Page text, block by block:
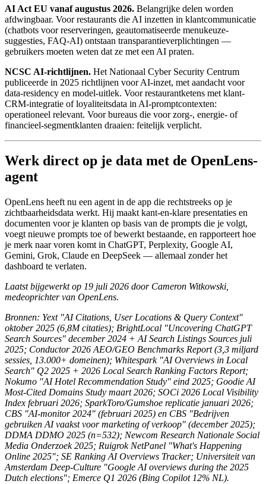
AI Act EU vanaf augustus 2026. Belangrijke delen worden
afdwingbaar. Voor restaurants die AI inzetten in klantcommunicatie
(chatbots voor reserveringen, geautomatiseerde menukeuze-
suggesties, FAQ-AI) ontstaan transparantieverplichtingen —
gebruikers moeten weten dat ze met een AI praten.
NCSC AI-richtlijnen. Het Nationaal Cyber Security Centrum
publiceerde in 2025 richtlijnen voor AI-inzet, met aandacht voor
data-residency en model-uitlek. Voor restaurantketens met klant-
CRM-integratie of loyaliteitsdata in AI-promptcontexten:
operationeel relevant. Voor bureaus die voor zorg-, energie- of
financieel-segmentklanten draaien: feitelijk verplicht.
Werk direct op je data met de OpenLens-
agent
OpenLens heeft nu een agent in de app die rechtstreeks op je
zichtbaarheidsdata werkt. Hij maakt kant-en-klare presentaties en
documenten voor je klanten op basis van de prompts die je volgt,
voegt nieuwe prompts toe of bewerkt bestaande, en rapporteert hoe
je merk naar voren komt in ChatGPT, Perplexity, Google AI,
Gemini, Grok, Claude en DeepSeek — allemaal zonder het
dashboard te verlaten.
Laatst bijgewerkt op 19 juli 2026 door Cameron Witkowski,
medeoprichter van OpenLens.
Bronnen: Yext "AI Citations, User Locations & Query Context"
oktober 2025 (6,8M citaties); BrightLocal "Uncovering ChatGPT
Search Sources" december 2024 + AI Search Listings Sources juli
2025; Conductor 2026 AEO/GEO Benchmarks Report (3,3 miljard
sessies, 13.000+ domeinen); Whitespark "AI Overviews in Local
Search" Q2 2025 + 2026 Local Search Ranking Factors Report;
Nokumo "AI Hotel Recommendation Study" eind 2025; Goodie AI
Most-Cited Domains Study maart 2026; SOCi 2026 Local Visibility
Index februari 2026; SparkToro/Gumshoe replicatie januari 2026;
CBS "AI-monitor 2024" (februari 2025) en CBS "Bedrijven
gebruiken AI vaakst voor marketing of verkoop" (december 2025);
DDMA DDMO 2025 (n=532); Newcom Research Nationale Social
Media Onderzoek 2025; Ruigrok NetPanel "What's Happening
Online 2025"; SE Ranking AI Overviews Tracker; Universiteit van
Amsterdam Deep-Culture "Google AI overviews during the 2025
Dutch elections"; Emerce Q1 2026 (Bing Copilot 12% NL).